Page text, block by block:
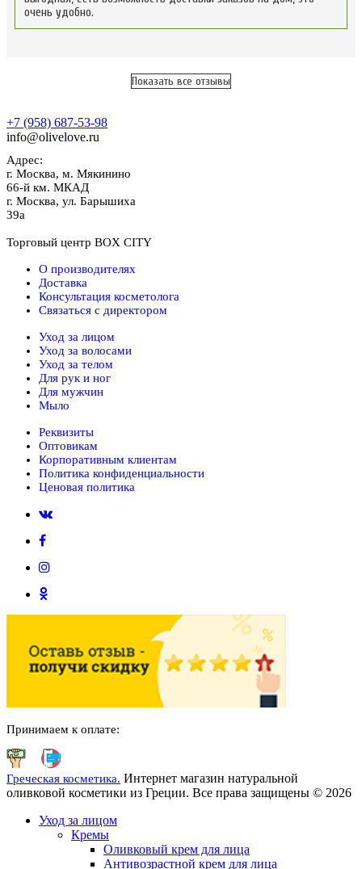
очень удобно.
Показать все отзывы
+7 (958) 687-53-98
info@olivelove.ru
Адрес:
г. Москва, м. Мякинино
66-й км. МКАД
г. Москва, ул. Барышиха
39а
Торговый центр BOX CITY
О производителях
Доставка
Консультация косметолога
Связаться с директором
Уход за лицом
Уход за волосами
Уход за телом
Для рук и ног
Для мужчин
Мыло
Реквизиты
Оптовикам
Корпоративным клиентам
Политика конфиденциальности
Ценовая политика
Принимаем к оплате:
Греческая косметика. Интернет магазин натуральной
оливковой косметики из Греции. Все права защищены © 2026
Уход за лицом
Кремы
Оливковый крем для лица
Антивозрастной крем для лица